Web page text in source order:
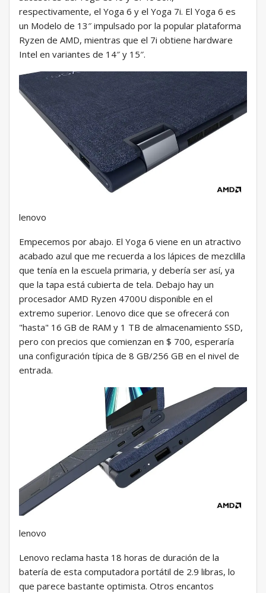
respectivamente, el Yoga 6 y el Yoga 7i. El Yoga 6 es
un Modelo de 13″ impulsado por la popular plataforma
Ryzen de AMD, mientras que el 7i obtiene hardware
Intel en variantes de 14″ y 15″.
lenovo
Empecemos por abajo. El Yoga 6 viene en un atractivo
acabado azul que me recuerda a los lápices de mezclilla
que tenía en la escuela primaria, y debería ser así, ya
que la tapa está cubierta de tela. Debajo hay un
procesador AMD Ryzen 4700U disponible en el
extremo superior. Lenovo dice que se ofrecerá con
"hasta" 16 GB de RAM y 1 TB de almacenamiento SSD,
pero con precios que comienzan en $ 700, esperaría
una configuración típica de 8 GB/256 GB en el nivel de
entrada.
lenovo
Lenovo reclama hasta 18 horas de duración de la
batería de esta computadora portátil de 2.9 libras, lo
que parece bastante optimista. Otros encantos